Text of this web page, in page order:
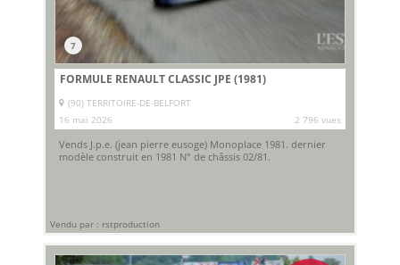
7
FORMULE RENAULT CLASSIC JPE (1981)
(90) TERRITOIRE-DE-BELFORT
16 mai 2026
2 796 vues
Vends J.p.e. (jean pierre eusoge) Monoplace 1981. dernier
modèle construit en 1981 N° de châssis 02/81.
Vendu par : rstproduction